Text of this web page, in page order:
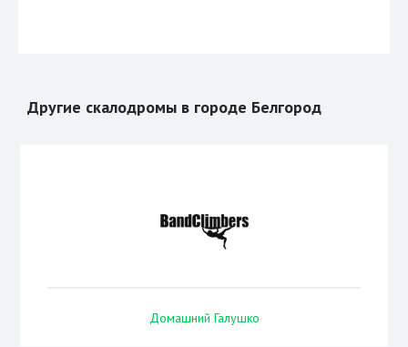
Другие скалодромы в городе Белгород
Домашний Галушко